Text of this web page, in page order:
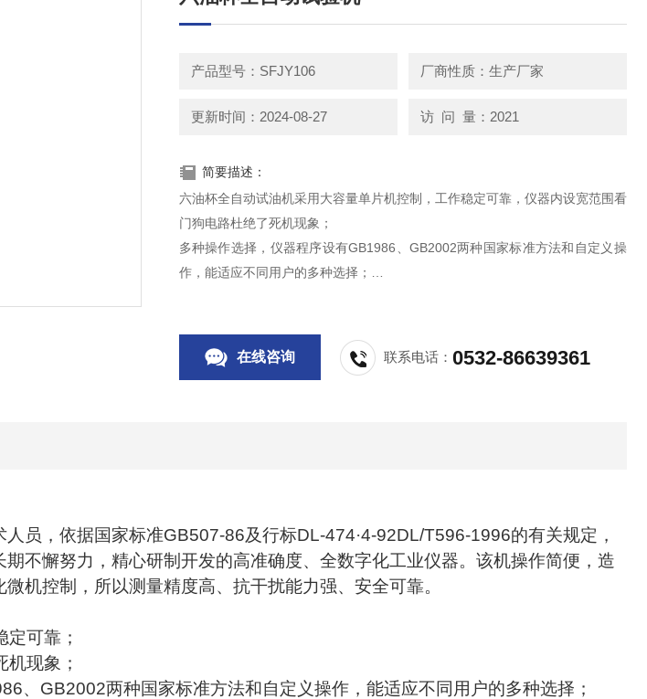
产品型号：SFJY106 厂商性质：生产厂家
更新时间：2024-08-27 访 问 量：2021
简要描述：
六油杯全自动试油机采用大容量单片机控制，工作稳定可靠，仪器内设宽范围看
门狗电路杜绝了死机现象；
多种操作选择，仪器程序设有GB1986、GB2002两种国家标准方法和自定义操
作，能适应不同用户的多种选择；
了在模拟电路中造成的误差，使测量结果更准确
在线咨询 联系电话：0532-86639361
人员，依据国家标准GB507-86及行标DL-474·4-92DL/T596-1996的有关规定，
不懈努力，精心研制开发的高准确度、全数字化工业仪器。该机操作简便，造
机控制，所以测量精度高、抗干扰能力强、安全可靠。
可靠；
现象；
、 GB2002两种国家标准方法和自定义操作，能适应不同用户的多种选择；